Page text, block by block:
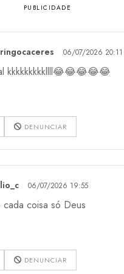
06/07/2026 20:11
kkkkkkkkkllll😂😂😂😂😂
DENUNCIAR
06/07/2026 19:55
cada coisa só Deus
DENUNCIAR